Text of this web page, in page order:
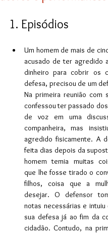
1. Episódios
Um homem de mais de
acusado de ter agredido
dinheiro para cobrir os
defesa, precisou de um
Na primeira reunião com
confessou ter passado
de voz em uma
companheira, mas
agredido fisicamente. A
feita dias depois da
homem temia muitas
que lhe fosse tirado o
filhos, coisa que a
desejar. O defensor
notas necessárias e intuiu
sua defesa já ao fim da
cidadão. Contudo, na